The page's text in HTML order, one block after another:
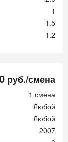
1
1.5
1.2
руб./смена
1 смена
Любой
Любой
2007